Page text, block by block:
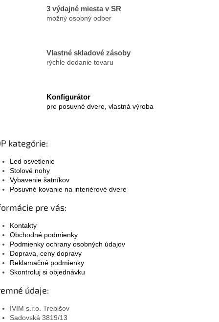
3 výdajné miesta v SR
možný osobný odber
Vlastné skladové zásoby
rýchle dodanie tovaru
Konfigurátor
pre posuvné dvere, vlastná výroba
kategórie:
Led osvetlenie
Stolové nohy
Vybavenie šatníkov
Posuvné kovanie na interiérové dvere
pre vás:
Kontakty
Obchodné podmienky
Podmienky ochrany osobných údajov
Doprava, ceny dopravy
Reklamačné podmienky
Skontroluj si objednávku
údaje:
IVIM s.r.o. Trebišov
Sadovská 3819/13